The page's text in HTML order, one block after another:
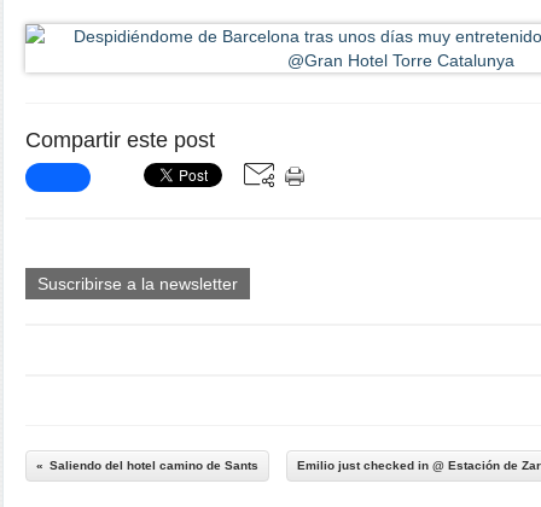
Compartir este post
Suscribirse a la newsletter
Saliendo del hotel camino de Sants Emilio just checked in @ Estación de